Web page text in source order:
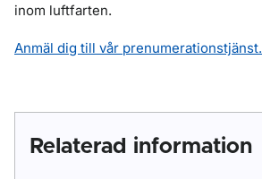
inom luftfarten.
Anmäl dig till vår prenumerationstjänst.
Relaterad information